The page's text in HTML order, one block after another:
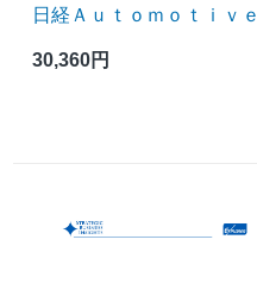
日経Ａｕｔｏｍｏｔｉｖｅ
30,360円